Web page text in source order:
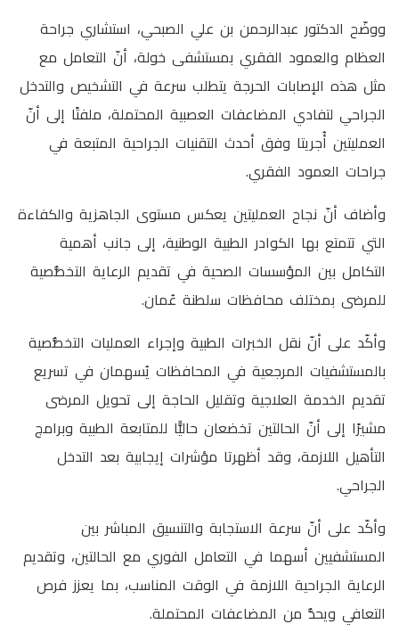
ووضّح الدكتور عبدالرحمن بن علي الصبحي، استشاري جراحة
العظام والعمود الفقري بمستشفى خولة، أنّ التعامل مع
مثل هذه الإصابات الحرجة يتطلب سرعة في التشخيص والتدخل
الجراحي لتفادي المضاعفات العصبية المحتملة، ملفتًا إلى أنّ
العمليتين أُجريتا وفق أحدث التقنيات الجراحية المتبعة في
جراحات العمود الفقري.
وأضاف أنّ نجاح العمليتين يعكس مستوى الجاهزية والكفاءة
التي تتمتع بها الكوادر الطبية الوطنية، إلى جانب أهمية
التكامل بين المؤسسات الصحية في تقديم الرعاية التخصُّصية
للمرضى بمختلف محافظات سلطنة عُمان.
وأكّد على أنّ نقل الخبرات الطبية وإجراء العمليات التخصُّصية
بالمستشفيات المرجعية في المحافظات يُسهمان في تسريع
تقديم الخدمة العلاجية وتقليل الحاجة إلى تحويل المرضى
مشيرًا إلى أنّ الحالتين تخضعان حاليًّا للمتابعة الطبية وبرامج
التأهيل اللازمة، وقد أظهرتا مؤشرات إيجابية بعد التدخل
الجراحي.
وأكّد على أنّ سرعة الاستجابة والتنسيق المباشر بين
المستشفيين أسهما في التعامل الفوري مع الحالتين، وتقديم
الرعاية الجراحية اللازمة في الوقت المناسب، بما يعزز فرص
التعافي ويحدُّ من المضاعفات المحتملة.